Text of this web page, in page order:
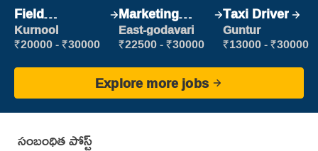
Field
Marketing
Executive
Kurnool
₹20000 - ₹30000
Marketing
Executive
East-godavari
₹22500 - ₹30000
Taxi Driver
Guntur
₹13000 - ₹30000
Explore more jobs
సంబంధిత పోస్ట్